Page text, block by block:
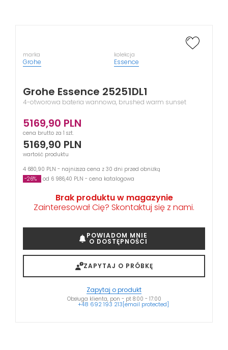
marka
Grohe
kolekcja
Essence
Grohe Essence 25251DL1
4-otworowa bateria wannowa, brushed warm sunset
5169,90 PLN
cena brutto za 1 szt.
5169,90 PLN
wartość produktu
4 680,90 PLN - najniższa cena z 30 dni przed obniżką
-26%
od 6 986,40 PLN - cena katalogowa
Brak produktu w magazynie
Zainteresował Cię? Skontaktuj się z nami.
POWIADOM MNIE
O DOSTĘPNOŚCI
ZAPYTAJ O PRÓBKĘ
Zapytaj o produkt
Obsługa klienta, pon - pt 8:00 - 17:00
+48 692 193 213[email protected]